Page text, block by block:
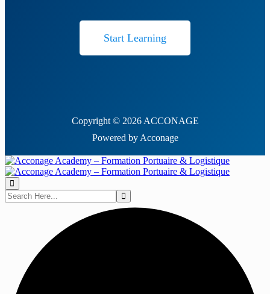
Start Learning
Copyright © 2026 ACCONAGE
Powered by Acconage